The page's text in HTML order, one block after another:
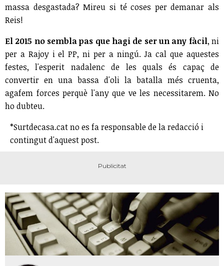
massa desgastada? Mireu si té coses per demanar als
Reis!
El 2015 no sembla pas que hagi de ser un any fàcil, ni
per a Rajoy i el PP, ni per a ningú. Ja cal que aquestes
festes, l'esperit nadalenc de les quals és capaç de
convertir en una bassa d'oli la batalla més cruenta,
agafem forces perquè l'any que ve les necessitarem. No
ho dubteu.
*Surtdecasa.cat no es fa responsable de la redacció i
contingut d'aquest post.